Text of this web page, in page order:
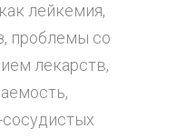
лейкемия,
проблемы со
лекарств,